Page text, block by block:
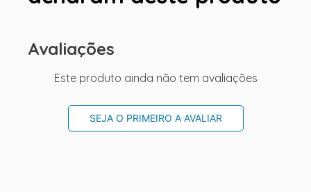
Avaliações
Este produto ainda não tem avaliações
SEJA O PRIMEIRO A AVALIAR